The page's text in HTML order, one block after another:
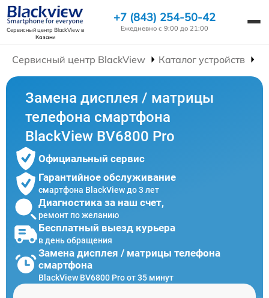
Сервисный центр BlackViewв
Казани
+7 (843) 254-50-42
Ежедневно с 9:00 до 21:00
Сервисный центр BlackView Каталог устройств
Замена дисплея / матрицы
телефона смартфона
BlackView BV6800 Pro
Официальный сервис
Гарантийное обслуживание
смартфона BlackView до 3 лет
Диагностика за наш счет,
ремонт по желанию
Бесплатный выезд курьера
в день обращения
Замена дисплея / матрицы телефона
смартфона
BlackView BV6800 Pro от 35 минут